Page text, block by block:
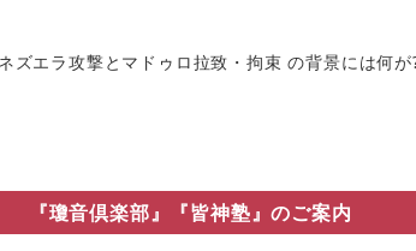
ズエラ攻撃とマドゥロ拉致・拘束 の背景には何が
『瓊音倶楽部』『皆神塾』のご案内